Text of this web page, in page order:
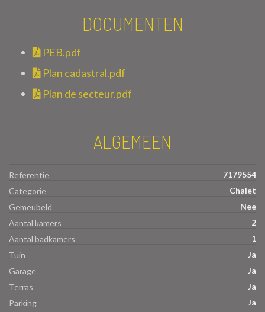
DOCUMENTEN
PEB.pdf
Plan cadastral.pdf
Plan de secteur.pdf
ALGEMEEN
Referentie
7179554
Categorie
Chalet
Gemeubeld
Nee
Aantal kamers
2
Aantal badkamers
1
Tuin
Ja
Garage
Ja
Terras
Ja
Parking
Ja